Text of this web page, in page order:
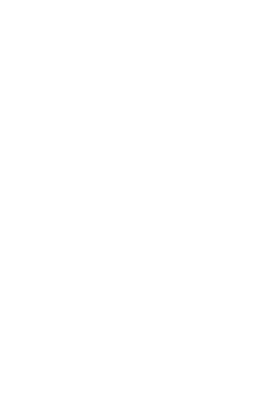
oblíbených hotelů